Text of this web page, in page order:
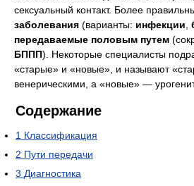
сексуальный контакт. Более
заболевания (варианты: инфекции
передаваемые половым путем
БППП). Некоторые специалисты
«старые» и «новые», и называют
венерическими, а «новые» —
Содержание
1 Классификация
2 Пути передачи
3 Диагностика